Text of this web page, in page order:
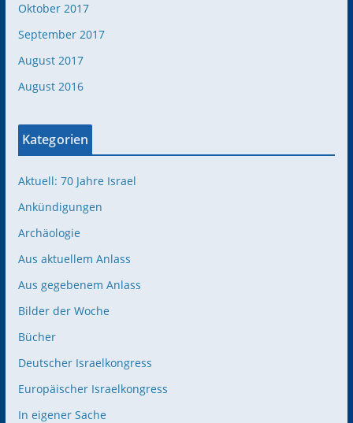
Oktober 2017
September 2017
August 2017
August 2016
Kategorien
Aktuell: 70 Jahre Israel
Ankündigungen
Archäologie
Aus aktuellem Anlass
Aus gegebenem Anlass
Bilder der Woche
Bücher
Deutscher Israelkongress
Europäischer Israelkongress
In eigener Sache